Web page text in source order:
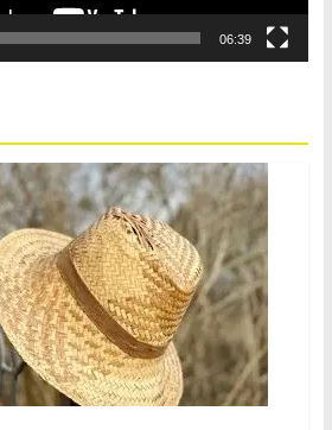
06:39